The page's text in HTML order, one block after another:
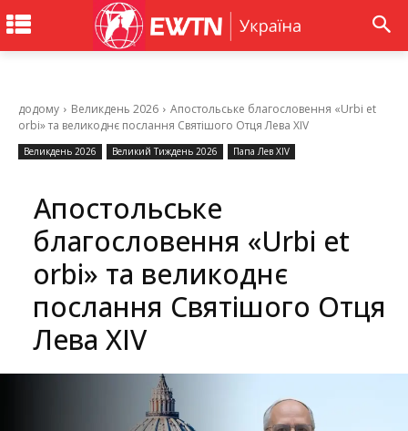
додому Великдень 2026
Апостольське благословення «Urbi et
orbi» та великоднє послання Святішого Отця Лева XIV
Великдень 2026 Великий Тиждень 2026 Папа Лев XIV
Апостольське
благословення «Urbi et
orbi» та великоднє
послання Святішого Отця
Лева XIV